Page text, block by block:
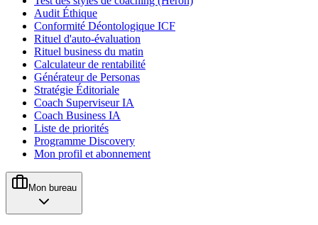
Audit Éthique
Conformité Déontologique ICF
Rituel d'auto-évaluation
Rituel business du matin
Calculateur de rentabilité
Générateur de Personas
Stratégie Éditoriale
Coach Superviseur IA
Coach Business IA
Liste de priorités
Programme Discovery
Mon profil et abonnement
Mon bureau